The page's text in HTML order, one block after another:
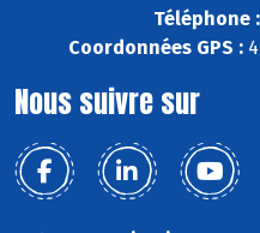
Téléphone :
Coordonnées GPS :
Nous suivre sur